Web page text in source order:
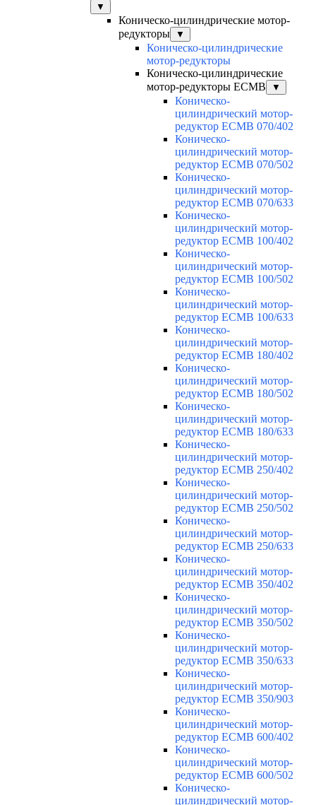
▼
Коническо-цилиндрические мотор-
редукторы
▼
Коническо-цилиндрические
мотор-редукторы
Коническо-цилиндрические
мотор-редукторы ECMB
▼
Коническо-
цилиндрический мотор-
редуктор ECMB 070/402
Коническо-
цилиндрический мотор-
редуктор ECMB 070/502
Коническо-
цилиндрический мотор-
редуктор ECMB 070/633
Коническо-
цилиндрический мотор-
редуктор ECMB 100/402
Коническо-
цилиндрический мотор-
редуктор ECMB 100/502
Коническо-
цилиндрический мотор-
редуктор ECMB 100/633
Коническо-
цилиндрический мотор-
редуктор ECMB 180/402
Коническо-
цилиндрический мотор-
редуктор ECMB 180/502
Коническо-
цилиндрический мотор-
редуктор ECMB 180/633
Коническо-
цилиндрический мотор-
редуктор ECMB 250/402
Коническо-
цилиндрический мотор-
редуктор ECMB 250/502
Коническо-
цилиндрический мотор-
редуктор ECMB 250/633
Коническо-
цилиндрический мотор-
редуктор ECMB 350/402
Коническо-
цилиндрический мотор-
редуктор ECMB 350/502
Коническо-
цилиндрический мотор-
редуктор ECMB 350/633
Коническо-
цилиндрический мотор-
редуктор ECMB 350/903
Коническо-
цилиндрический мотор-
редуктор ECMB 600/402
Коническо-
цилиндрический мотор-
редуктор ECMB 600/502
Коническо-
цилиндрический мотор-